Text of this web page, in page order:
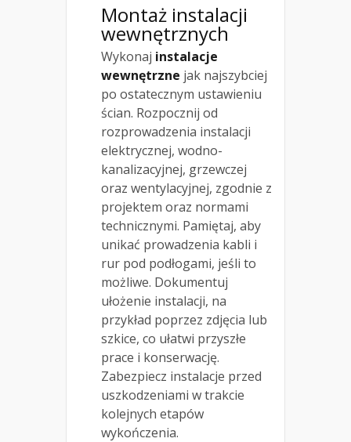
Montaż instalacji
wewnętrznych
Wykonaj instalacje
wewnętrzne jak najszybciej
po ostatecznym ustawieniu
ścian. Rozpocznij od
rozprowadzenia instalacji
elektrycznej, wodno-
kanalizacyjnej, grzewczej
oraz wentylacyjnej, zgodnie z
projektem oraz normami
technicznymi. Pamiętaj, aby
unikać prowadzenia kabli i
rur pod podłogami, jeśli to
możliwe. Dokumentuj
ułożenie instalacji, na
przykład poprzez zdjęcia lub
szkice, co ułatwi przyszłe
prace i konserwację.
Zabezpiecz instalacje przed
uszkodzeniami w trakcie
kolejnych etapów
wykończenia.